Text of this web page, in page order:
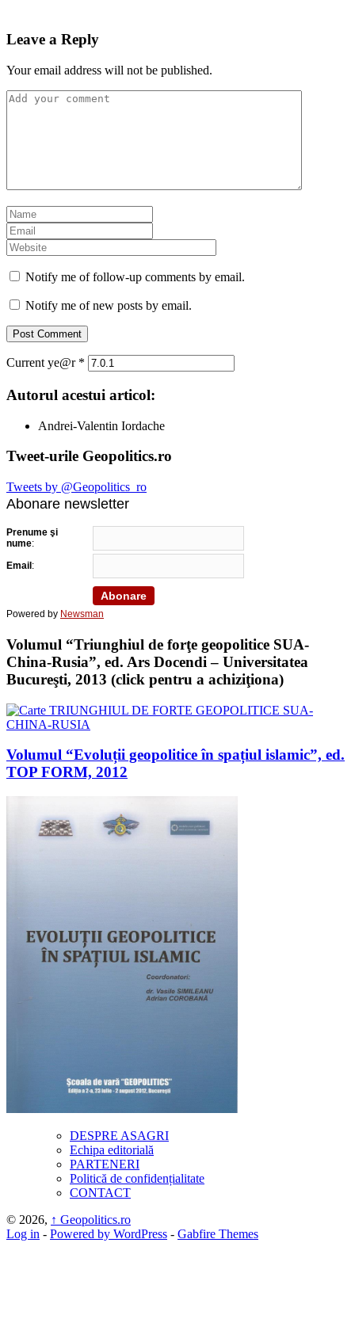
Leave a Reply
Your email address will not be published.
Notify me of follow-up comments by email.
Notify me of new posts by email.
Current ye@r *
Autorul acestui articol:
Andrei-Valentin Iordache
Tweet-urile Geopolitics.ro
Tweets by @Geopolitics_ro
Abonare newsletter
Prenume şi
nume:
Email :
Powered by Newsman
Volumul “Triunghiul de forţe geopolitice SUA-
China-Rusia”, ed. Ars Docendi – Universitatea
Bucureşti, 2013 (click pentru a achiziţiona)
Volumul “Evoluții geopolitice în spațiul islamic”, ed.
TOP FORM, 2012
DESPRE ASAGRI
Echipa editorială
PARTENERI
Politică de confidențialitate
CONTACT
© 2026, ↑ Geopolitics.ro
Log in - Powered by WordPress - Gabfire Themes